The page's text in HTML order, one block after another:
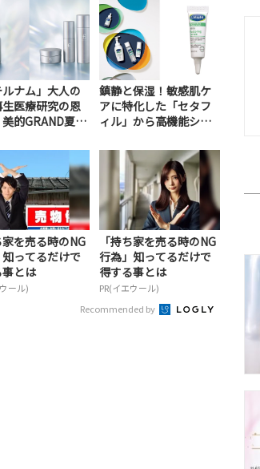
ルナム」大人の
医療研究の恩
的GRAND夏
鎮静と保湿！敏感肌ケ
アに特化した「セタフ
ィル」から高機能シリ
家を売る時のNG
ってるだけで
とは
ール)
「持ち家を売る時のNG
行為」知ってるだけで
得する事とは
PR(イエウール)
Recommended by